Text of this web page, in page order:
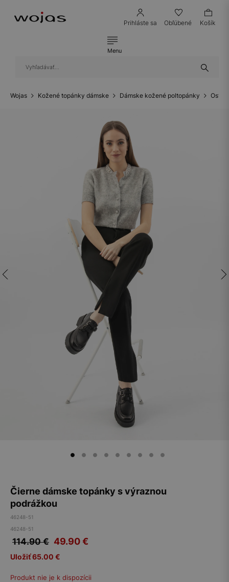
Prihláste sa Obľúbené Košík
Menu
Wojas Kožené topánky dámske Dámske kožené poltopánky
Čierne dámske topánky s výraznou
podrážkou
46248-51
46248-51
114.90 € 49.90€
Uložiť 65.00 €
Produkt nie je k dispozícii